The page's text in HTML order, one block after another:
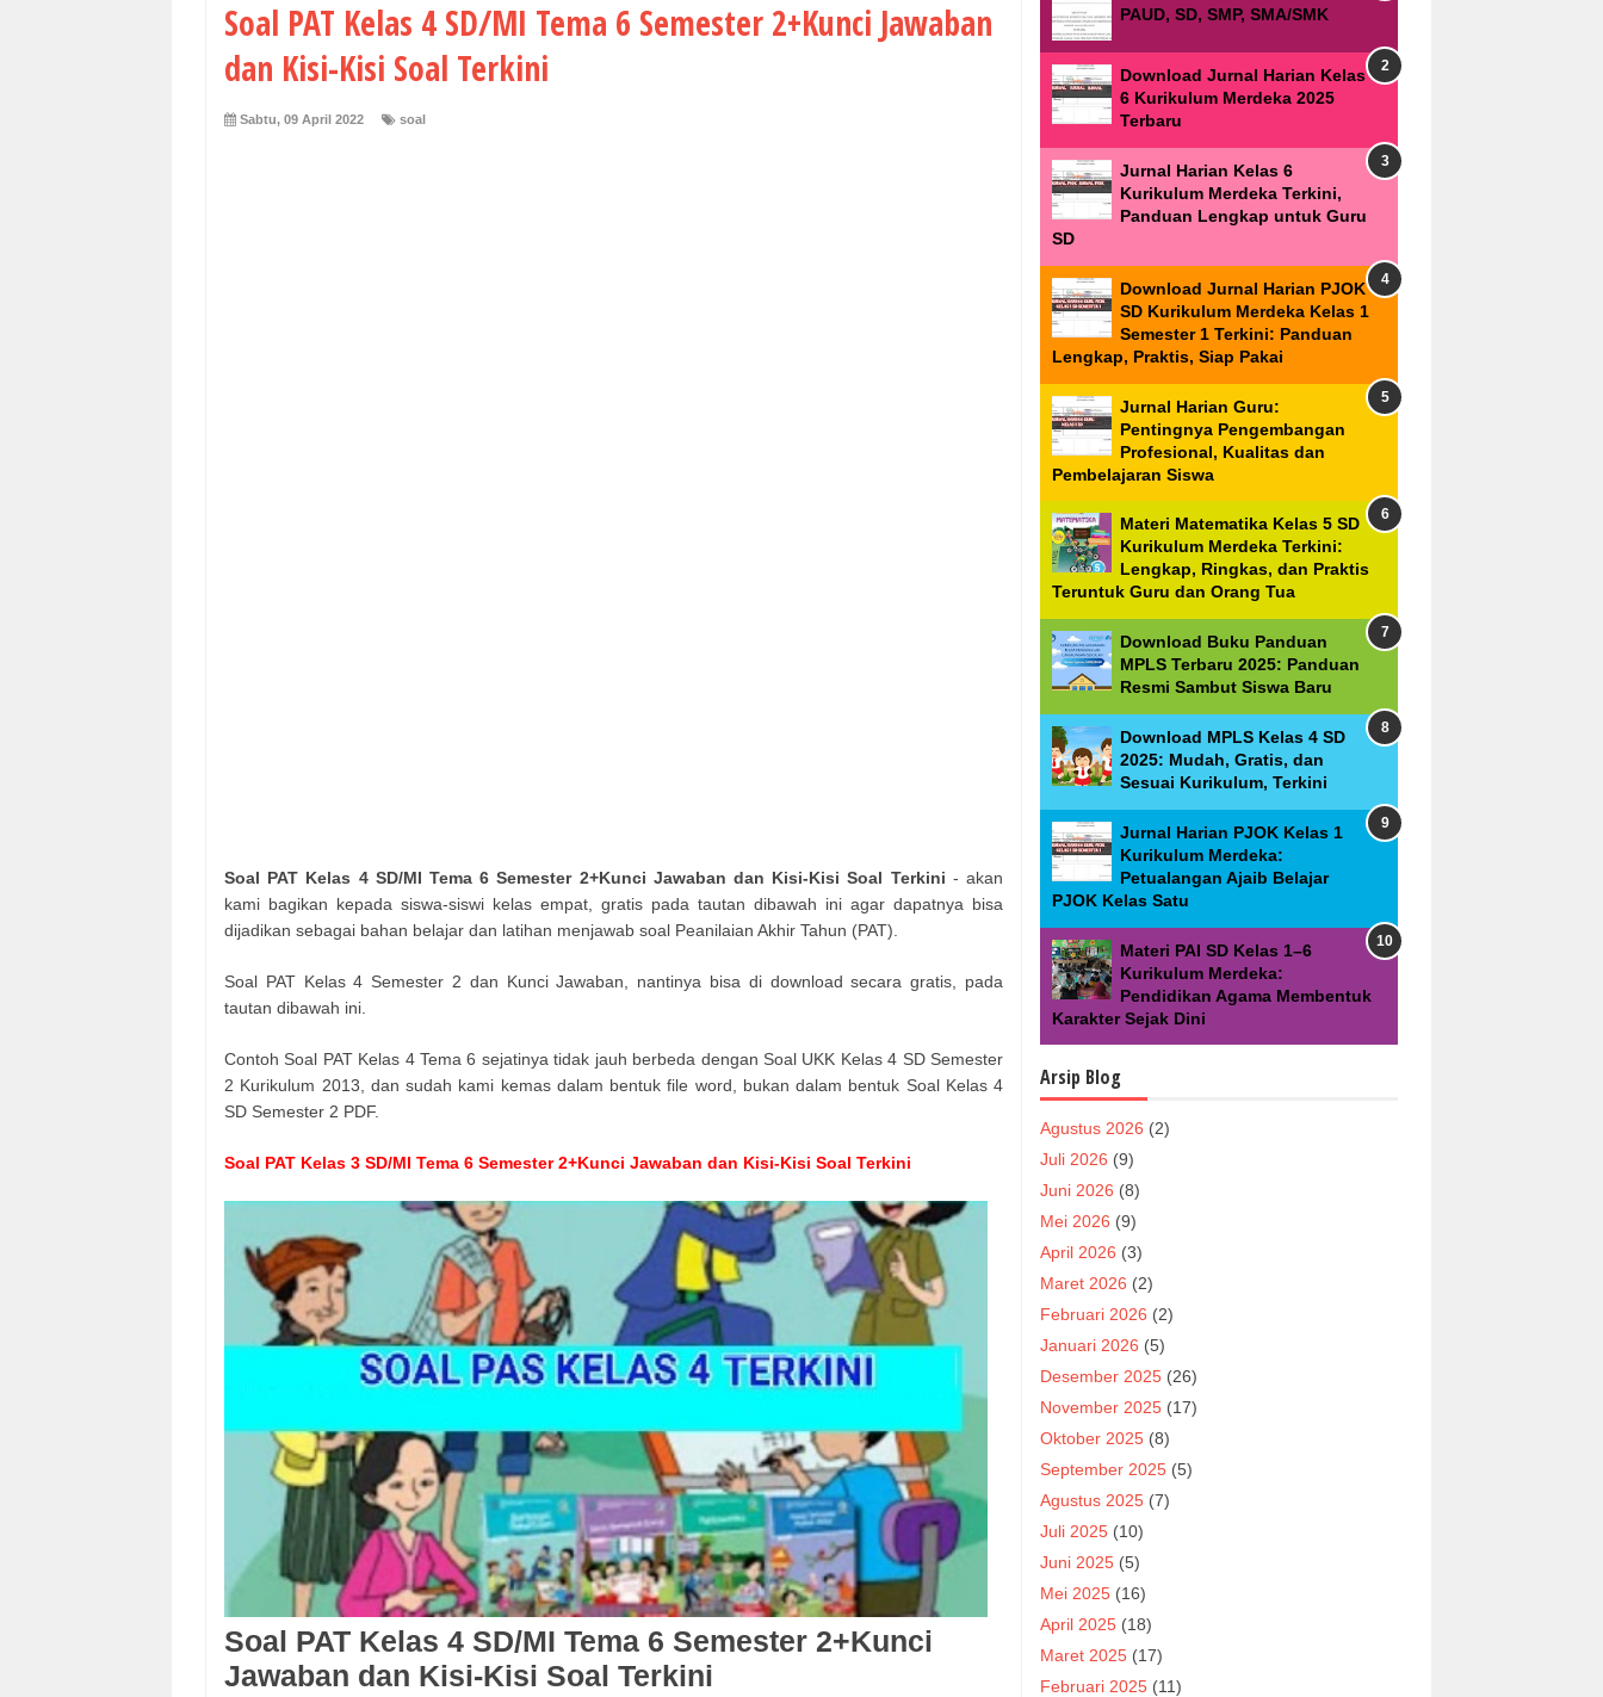
Soal PAT Kelas 4 SD/MI Tema 6 Semester 2+Kunci Jawaban
dan Kisi-Kisi Soal Terkini
Sabtu, 09 April 2022 soal
Soal PAT Kelas 4 SD/MI Tema 6 Semester 2+Kunci Jawaban dan Kisi-Kisi Soal Terkini - akan
kami bagikan kepada siswa-siswi kelas empat, gratis pada tautan dibawah ini agar dapatnya bisa
dijadikan sebagai bahan belajar dan latihan menjawab soal Peanilaian Akhir Tahun (PAT).
Soal PAT Kelas 4 Semester 2 dan Kunci Jawaban, nantinya bisa di download secara gratis, pada
tautan dibawah ini.
Contoh Soal PAT Kelas 4 Tema 6 sejatinya tidak jauh berbeda dengan Soal UKK Kelas 4 SD Semester
2 Kurikulum 2013, dan sudah kami kemas dalam bentuk file word, bukan dalam bentuk Soal Kelas 4
SD Semester 2 PDF.
Soal PAT Kelas 3 SD/MI Tema 6 Semester 2+Kunci Jawaban dan Kisi-Kisi Soal Terkini
Soal PAT Kelas 4 SD/MI Tema 6 Semester 2+Kunci
Jawaban dan Kisi-Kisi Soal Terkini
PAUD, SD, SMP, SMA/SMK
Download Jurnal Harian Kelas
6 Kurikulum Merdeka 2025
Terbaru
Jurnal Harian Kelas 6
Kurikulum Merdeka Terkini,
Panduan Lengkap untuk Guru
SD
Download Jurnal Harian PJOK
SD Kurikulum Merdeka Kelas 1
Semester 1 Terkini: Panduan
Lengkap, Praktis, Siap Pakai
Jurnal Harian Guru:
Pentingnya Pengembangan
Profesional, Kualitas dan
Pembelajaran Siswa
Materi Matematika Kelas 5 SD
Kurikulum Merdeka Terkini:
Lengkap, Ringkas, dan Praktis
Teruntuk Guru dan Orang Tua
Download Buku Panduan
MPLS Terbaru 2025: Panduan
Resmi Sambut Siswa Baru
Download MPLS Kelas 4 SD
2025: Mudah, Gratis, dan
Sesuai Kurikulum, Terkini
Jurnal Harian PJOK Kelas 1
Kurikulum Merdeka:
Petualangan Ajaib Belajar
PJOK Kelas Satu
Materi PAI SD Kelas 1–6
Kurikulum Merdeka:
Pendidikan Agama Membentuk
Karakter Sejak Dini
Arsip Blog
Agustus 2026 (2)
Juli 2026 (9)
Juni 2026 (8)
Mei 2026 (9)
April 2026 (3)
Maret 2026 (2)
Februari 2026 (2)
Januari 2026 (5)
Desember 2025 (26)
November 2025 (17)
Oktober 2025 (8)
September 2025 (5)
Agustus 2025 (7)
Juli 2025 (10)
Juni 2025 (5)
Mei 2025 (16)
April 2025 (18)
Maret 2025 (17)
Februari 2025 (11)